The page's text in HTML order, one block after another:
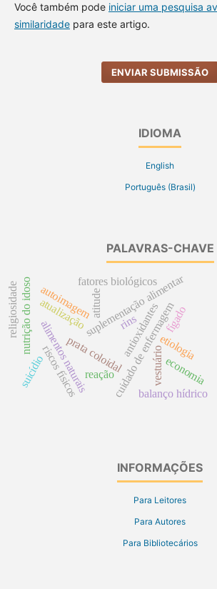
Você também pode iniciar uma pesquisa
similaridadepara este artigo.
ENVIAR SUBMISSÃO
IDIOMA
English
Português (Brasil)
PALAVRAS-CHAVE
cuidado de enfermagem
prata coloidal etiologia
atualização antioxidantes
suplementação alimentar
alimentos naturais
nutrição do idoso
riscos físicos
autoimagem
fatores biológicos
rins
suicídio vestuárioeconomia
fígado
reação
balanço hídrico
atitude
religiosidade
INFORMAÇÕES
Para Leitores
Para Autores
Para Bibliotecários